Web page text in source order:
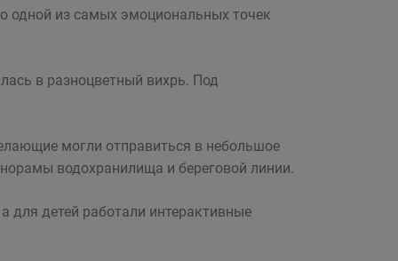
одной из самых эмоциональных точек
в разноцветный вихрь. Под
могли отправиться в небольшое
водохранилища и береговой линии.
для детей работали интерактивные